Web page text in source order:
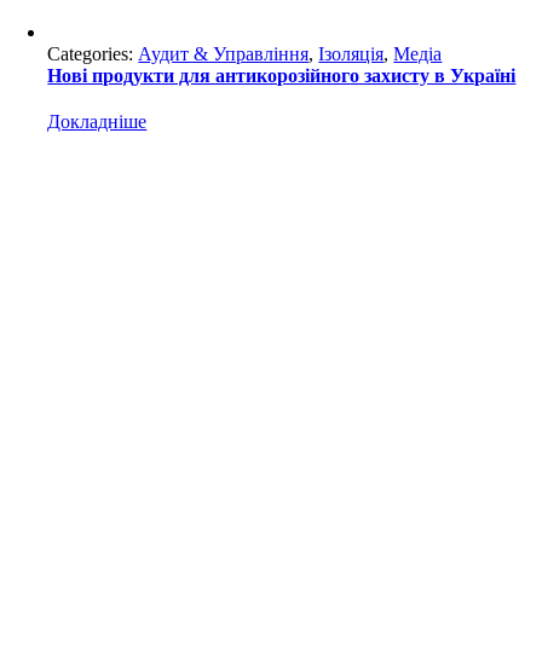
Categories: Аудит & Управління,Ізоляція,Медіа
Нові продукти для антикорозійного захисту в Україні
Докладніше